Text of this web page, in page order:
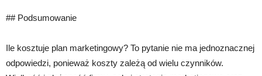
## Podsumowanie
Ile kosztuje plan marketingowy? To pytanie nie ma jednoznacznej
odpowiedzi, ponieważ koszty zależą od wielu czynników.